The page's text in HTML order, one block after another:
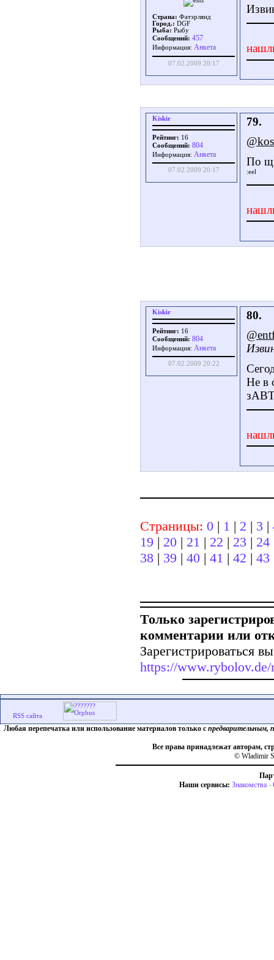
Страна: Фатэрлянд
Город.: DGF
Рыба: Рыбу
Сообщений: 457
Информация: Aнкета
07.02.2009 20:17
Kiskir
Рейтинг: 16
Сообщений: 804
Информация: Aнкета
07.02.2009 20:17
79.
По
Kiskir
Рейтинг: 16
Сообщений: 804
Информация: Aнкета
07.02.2009 20:22
80.
Не в
Страницы: 0 | 1 | 2 | 3 |
19 | 20 | 21 | 22 | 23 | 24
38 | 39 | 40 | 41 | 42 | 43
Только
комментарии или
Зарегистрироваться
https://www.rybolov.de/
Любая перепечатка или использование материалов только с предварительным,
Все права принадлежат авторам,
© Wladimir
Наши сервисы: Знакомства -